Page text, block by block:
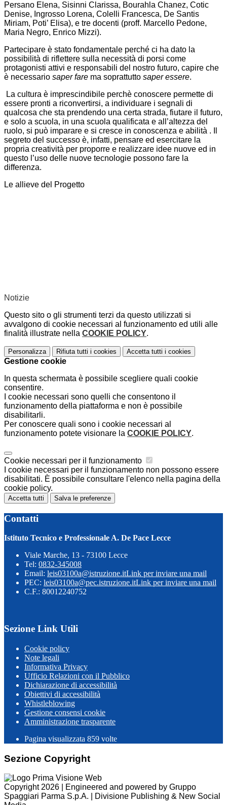
Persano Elena, Sisinni Clarissa, Bourahla Chanez, Cotic
Denise, Ingrosso Lorena, Colelli Francesca, De Santis
Miriam, Poti’ Elisa), e tre docenti (proff. Marcello Pedone,
Maria Negro, Enrico Mizzi).
Partecipare è stato fondamentale perché ci ha dato la
possibilità di riflettere sulla necessità di porsi come
protagonisti attivi e responsabili del nostro futuro, capire che
è necessario saper fare ma soprattutto saper essere.
La cultura è imprescindibile perchè conoscere permette di
essere pronti a riconvertirsi, a individuare i segnali di
qualcosa che sta prendendo una certa strada, fiutare il futuro,
e solo a scuola, in una scuola qualificata e all’altezza del
ruolo, si può imparare e si cresce in conoscenza e abilità . Il
segreto del successo è, infatti, pensare ed esercitare la
propria creatività per proporre e realizzare idee nuove ed in
questo l’uso delle nuove tecnologie possono fare la
differenza.
Le allieve del Progetto
Notizie
Questo sito o gli strumenti terzi da questo utilizzati si
avvalgono di cookie necessari al funzionamento ed utili alle
finalità illustrate nella COOKIE POLICY.
Personalizza Rifiuta tutti i cookies Accetta tutti i cookies
Gestione cookie
In questa schermata è possibile scegliere quali cookie
consentire.
I cookie necessari sono quelli che consentono il
funzionamento della piattaforma e non è possibile
disabilitarli.
Per conoscere quali sono i cookie necessari al
funzionamento potete visionare la COOKIE POLICY.
Cookie necessari per il funzionamento
I cookie necessari per il funzionamento non possono essere
disabilitati. È possibile consultare l'elenco nella pagina della
cookie policy.
Accetta tutti Salva le preferenze
Contatti
Istituto Tecnico e Professionale A. De Pace Lecce
Viale Marche, 13 - 73100 Lecce
Tel: 0832-345008
Email: leis03100a@istruzione.itLink per inviare una mail
PEC: leis03100a@pec.istruzione.itLink per inviare una mail
C.F.: 80012240752
Sezione Link Utili
Cookie policy
Note legali
Informativa Privacy
Ufficio Relazioni con il Pubblico
Dichiarazione di accessibilità
Obiettivi di accessibilità
Whistleblowing
Gestione consensi cookie
Amministrazione trasparente
Pagina visualizzata 859 volte
Sezione Copyright
Copyright 2026 | Engineered and powered by Gruppo
Spaggiari Parma S.p.A. | Divisione Publishing & New Social